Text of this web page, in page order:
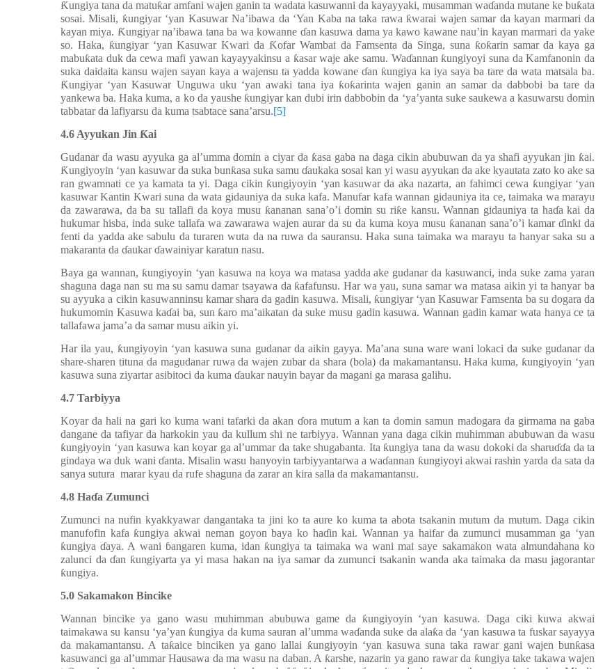
Ƙungiya tana da matuƙar amfani wajen ganin ta wadata kasuwanni da kayayyaki, musamman waɗanda mutane ke buƙata
sosai. Misali, ƙungiyar ‘yan Kasuwar Na’ibawa da ‘Yan Kaba na taka rawa ƙwarai wajen samar da kayan marmari da
kayan miya. Ƙungiyar na’ibawa tana ba wa kowanne ɗan kasuwa dama ya kawo kawane nau’in kayan marmari da yake
so. Haka, ƙungiyar ‘yan Kasuwar Kwari da Ƙofar Wambai da Famsenta da Singa, suna ƙoƙarin samar da kaya ga
mabuƙata duk da cewa mafi yawan kayayyakinsu a ƙasar waje ake samu. Waɗannan ƙungiyoyi suna da Kamfanonin da
suka daidaita kansu wajen sayan kaya a wajensu ta yadda kowane ɗan ƙungiya ka iya saya ba tare da wata matsala ba.
Ƙungiyar ‘yan Kasuwar Unguwa uku ‘yan awaki tana iya ƙoƙarinta wajen ganin an samar da dabbobi ba tare da
yankewa ba. Haka kuma, a ko da yaushe ƙungiyar kan dubi irin dabbobin da ‘ya’yanta suke saukewa a kasuwarsu domin
tabbatar da lafiyarsu da kuma tsabtace sana’arsu.[5]
4.6 Ayyukan Jin Ƙai
Gudanar da wasu ayyuka ga al’umma domin a ciyar da ƙasa gaba na daga cikin abubuwan da ya shafi ayyukan jin ƙai.
Ƙungiyoyin ‘yan kasuwar da suka bunƙasa suka samuɗaukaka sosai kan yi wasu ayyukan da ake kyautata zato ko ake sa
ran gwamnati ce ya kamata ta yi. Daga cikin ƙungiyoyin ‘yan kasuwar da aka nazarta, an fahimci cewa ƙungiyar ‘yan
kasuwar Kantin Kwari suna da wata gidauniya da suka kafa. Manufar kafa wannan gidauniya ita ce, taimaka wa marayu
da zawarawa, da ba su tallafi da koya musu ƙananan sana’o’i domin su riƙe kansu. Wannan gidauniya ta haɗa kai da
hukumar hisba, inda suke tallafa wa zawarawa wajen aurar da su da kuma koya musu ƙananan sana’o’i kamarɗinki da
fenti da yadda ake sabulu da turaren wuta da na ruwa da sauransu. Haka suna taimaka wa marayu ta hanyar saka su a
makaranta da ɗaukarɗawainiyar karatun nasu.
Baya ga wannan, ƙungiyoyin ‘yan kasuwa na koya wa matasa yadda ake gudanar da kasuwanci, inda suke zama yaran
shaguna daga nan su ma su samu damar tsayawa da ƙafafunsu. Har wa yau, suna samar wa matasa aikin yi ta hanyar ba
su ayyuka a cikin kasuwanninsu kamar shara da gadin kasuwa. Misali, ƙungiyar ‘yan Kasuwar Famsenta ba su dogara da
hukumomin Kasuwa kaɗai ba, sun ƙaro ma’aikatan da suke musu gadin kasuwa. Wannan gadin kamar wata hanya ce ta
tallafawa jama’a da samar musu aikin yi.
Har ila yau, ƙungiyoyin ‘yan kasuwa suna gudanar da aikin gayya. Ma’ana suna ware wani lokaci da suke gudanar da
share-sharen tituna da magudanar ruwa da wajen zubar da shara (bola) da makamantansu. Haka kuma, ƙungiyoyin ‘yan
kasuwa suna ziyartar asibitoci da kuma ɗaukar nauyin bayar da magani ga marasa galihu.
4.7 Tarbiyya
Koyar da hali na gari ko kuma wani tafarki da akan ɗora mutum a kan ta domin samun madogara da girmama na gaba
dangane da tafiyar da harkokin yau da kullum shi ne tarbiyya. Wannan yana daga cikin muhimman abubuwan da wasu
ƙungiyoyin ‘yan kasuwa kan koyar ga al’ummar da take shugabanta. Ita ƙungiya tana da wasu dokoki da sharuɗɗa da ta
gindaya wa duk wani ɗanta. Misalin wasu hanyoyin tarbiyyantarwa a waɗannan ƙungiyoyi akwai rashin yarda da sata da
sanya sutura marar kyau da rufe shaguna da zarar an kira salla da makamantansu.
4.8 Haɗa Zumunci
Zumunci na nufin kyakkyawar dangantaka ta jini ko ta aure ko kuma ta abota tsakanin mutum da mutum. Daga cikin
manufofin kafa ƙungiya akwai neman goyon baya ko haɗin kai. Wannan ya haifar da zumunci musamman ga ‘yan
ƙungiyaɗaya. A wani ɓangaren kuma, idan ƙungiya ta taimaka wa wani mai saye sakamakon wata almundahana ko
zalunci daɗan ƙungiyarta ya yi masa hakan na iya samar da zumunci tsakanin wanda aka taimaka da masu jagorantar
ƙungiya.
5.0 Sakamakon Bincike
Wannan bincike ya gano wasu muhimman abubuwa game da ƙungiyoyin ‘yan kasuwa. Daga ciki kuwa akwai
taimakawa su kansu ‘ya’yan ƙungiya da kuma sauran al’umma waɗanda suke da alaƙa da ‘yan kasuwa ta fuskar sayayya
da makamantansu. A taƙaice binciken ya gano lallai ƙungiyoyin ‘yan kasuwa suna taka rawar gani wajen bunƙasa
kasuwanci ga al’ummar Hausawa da ma wasu na daban. A ƙarshe, nazarin ya gano rawar da ƙungiya take takawa wajen